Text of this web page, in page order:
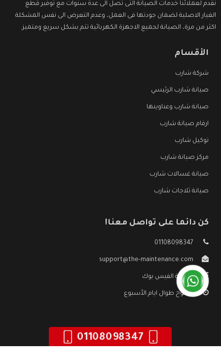
نقدم لعملائنا خدمات الصيانة التى تصل الى عدة سنوات مع توفير قطع
الغيار الاصلية لضمان جودتها فى العمل، وعدم التعرض الى نفس المشكلة
اكثر من مرة، الصيانة لجميع الاجهزة الكهربائية تتم بشكل سريع ومتميز.
الأقسام
شركة شارب
صيانة شارب الرئيسي
صيانة شارب وعناوينها
ارقام صيانة شارب
توكيل شارب
مركز صيانة شارب
صيانة غسالات شارب
صيانة ثلاجات شارب
كن دائما على تواصل معنا!
01108098347
support@the-maintenance.com
صفحة الفيس بوك
مفتوح طوال ايام الأسبوع
01108098347